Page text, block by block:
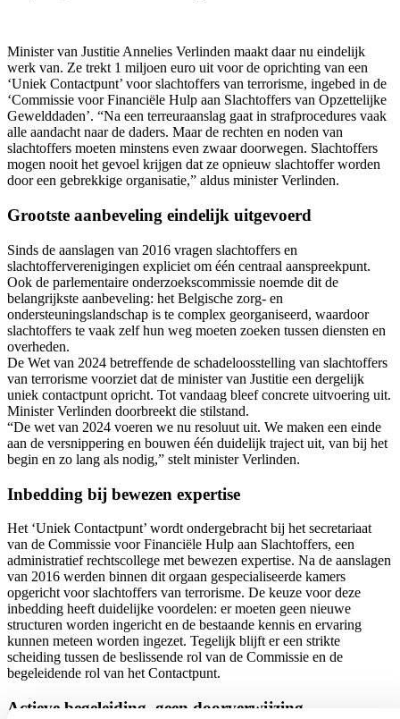
Minister van Justitie Annelies Verlinden maakt daar nu eindelijk
werk van. Ze trekt 1 miljoen euro uit voor de oprichting van een
‘Uniek Contactpunt’ voor slachtoffers van terrorisme, ingebed in de
‘Commissie voor Financiële Hulp aan Slachtoffers van Opzettelijke
Gewelddaden’. “Na een terreuraanslag gaat in strafprocedures vaak
alle aandacht naar de daders. Maar de rechten en noden van
slachtoffers moeten minstens even zwaar doorwegen. Slachtoffers
mogen nooit het gevoel krijgen dat ze opnieuw slachtoffer worden
door een gebrekkige organisatie,” aldus minister Verlinden.
Grootste aanbeveling eindelijk uitgevoerd
Sinds de aanslagen van 2016 vragen slachtoffers en
slachtofferverenigingen expliciet om één centraal aanspreekpunt.
Ook de parlementaire onderzoekscommissie noemde dit de
belangrijkste aanbeveling: het Belgische zorg- en
ondersteuningslandschap is te complex georganiseerd, waardoor
slachtoffers te vaak zelf hun weg moeten zoeken tussen diensten en
overheden.
De Wet van 2024 betreffende de schadeloosstelling van slachtoffers
van terrorisme voorziet dat de minister van Justitie een dergelijk
uniek contactpunt opricht. Tot vandaag bleef concrete uitvoering uit.
Minister Verlinden doorbreekt die stilstand.
“De wet van 2024 voeren we nu resoluut uit. We maken een einde
aan de versnippering en bouwen één duidelijk traject uit, van bij het
begin en zo lang als nodig,” stelt minister Verlinden.
Inbedding bij bewezen expertise
Het ‘Uniek Contactpunt’ wordt ondergebracht bij het secretariaat
van de Commissie voor Financiële Hulp aan Slachtoffers, een
administratief rechtscollege met bewezen expertise. Na de aanslagen
van 2016 werden binnen dit orgaan gespecialiseerde kamers
opgericht voor slachtoffers van terrorisme. De keuze voor deze
inbedding heeft duidelijke voordelen: er moeten geen nieuwe
structuren worden ingericht en de bestaande kennis en ervaring
kunnen meteen worden ingezet. Tegelijk blijft er een strikte
scheiding tussen de beslissende rol van de Commissie en de
begeleidende rol van het Contactpunt.
Actieve begeleiding, geen doorverwijzing